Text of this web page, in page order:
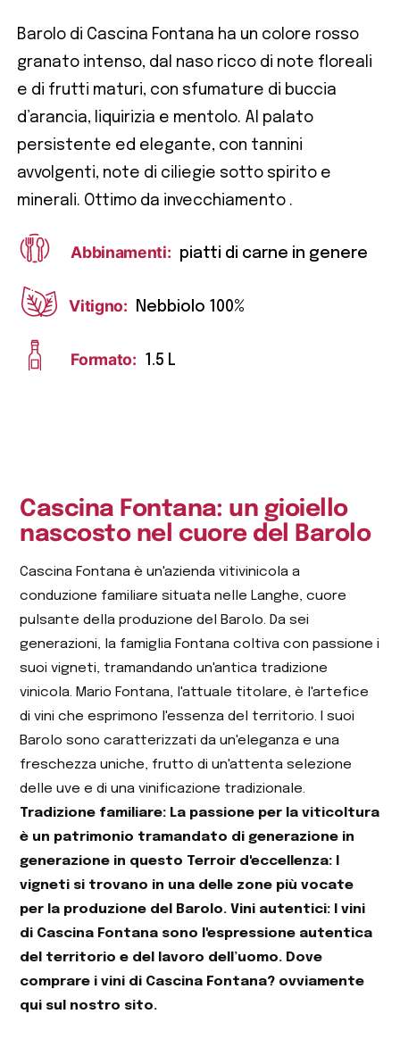
Barolo di Cascina Fontana ha un colore rosso
granato intenso, dal naso ricco di note floreali
e di frutti maturi, con sfumature di buccia
d’arancia, liquirizia e mentolo. Al palato
persistente ed elegante, con tannini
avvolgenti, note di ciliegie sotto spirito e
minerali. Ottimo da invecchiamento .
Abbinamenti: piatti di carne in genere
Vitigno: Nebbiolo 100%
Formato: 1.5 L
Cascina Fontana: un gioiello
nascosto nel cuore del Barolo
Cascina Fontana è un'azienda vitivinicola a
conduzione familiare situata nelle Langhe, cuore
pulsante della produzione del Barolo. Da sei
generazioni, la famiglia Fontana coltiva con passione i
suoi vigneti, tramandando un'antica tradizione
vinicola. Mario Fontana, l'attuale titolare, è l'artefice
di vini che esprimono l'essenza del territorio. I suoi
Barolo sono caratterizzati da un'eleganza e una
freschezza uniche, frutto di un'attenta selezione
delle uve e di una vinificazione tradizionale.
Tradizione familiare: La passione per la viticoltura
è un patrimonio tramandato digenerazione in
generazione in questo Terroir d'eccellenza: I
vigneti si trovano in una delle zone più vocate
per la produzione del Barolo. Vini autentici: I vini
di Cascina Fontana sono l'espressione autentica
del territorio e del lavoro dell’uomo. Dove
comprare i vini di Cascina Fontana? ovviamente
qui sul nostro sito.